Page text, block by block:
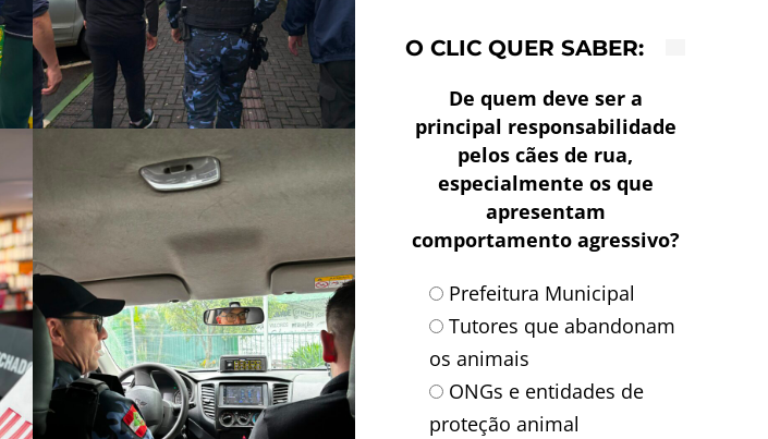
O CLIC QUER SABER:
De quem deve ser a
principal responsabilidade
pelos cães de rua,
especialmente os que
apresentam
comportamento agressivo?
Prefeitura Municipal
Tutores que abandonam
os animais
ONGs e entidades de
proteção animal